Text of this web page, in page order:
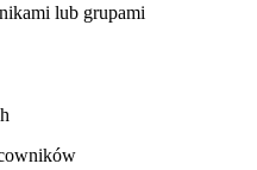
lub grupami